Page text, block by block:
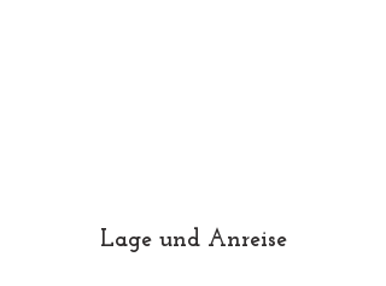
Lage und Anreise